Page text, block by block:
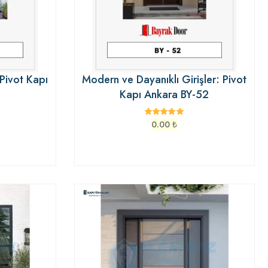
Kapı
Modern ve Dayanıklı Girişler: Pivot
Kapı Ankara BY-52
0.00 ₺